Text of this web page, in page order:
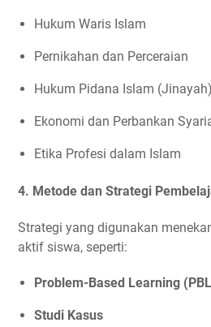
Hukum Waris Islam
Pernikahan dan Perceraian
Hukum Pidana Islam (Jinayah)
Ekonomi dan Perbankan
Etika Profesi dalam Islam
4. Metode dan Strategi
Strategi yang digunakan
aktif siswa, seperti:
Problem-Based Learning
Studi Kasus